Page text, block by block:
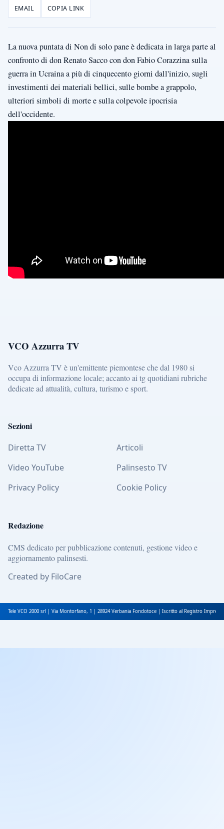
EMAIL COPIA LINK
La nuova puntata di Non di solo pane è dedicata in larga parte al
confronto di don Renato Sacco con don Fabio Corazzina sulla
guerra in Ucraina a più di cinquecento giorni dall'inizio, sugli
investimenti dei materiali bellici, sulle bombe a grappolo,
ulteriori simboli di morte e sulla colpevole ipocrisia
dell'occidente.
VCO Azzurra TV
Vco Azzurra TV è un'emittente piemontese che dal 1980 si
occupa di informazione locale; accanto ai tg quotidiani rubriche
dedicate ad attualità, cultura, turismo e sport.
Sezioni
Diretta TV
Articoli
Video YouTube
Palinsesto TV
Privacy Policy
Cookie Policy
Redazione
CMS dedicato per pubblicazione contenuti, gestione video e
aggiornamento palinsesti.
Created by FiloCare
Tele VCO 2000 srl | Via Montorfano, 1 | 28924 Verbania Fondotoce | Iscritto al Registro Imprese